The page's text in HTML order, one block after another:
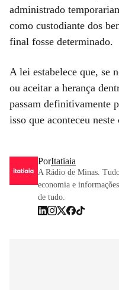
administrado
como custodiante dos
final fosse determinado.
A lei estabelece que, se
ou aceitar a herança
passam definitivamente
isso que aconteceu
PorItatiaia
A Rádio de Minas.
economia e
de tudo.